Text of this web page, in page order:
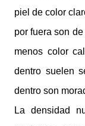
piel de color
por fuera son
menos color
dentro suelen
dentro son
La densidad